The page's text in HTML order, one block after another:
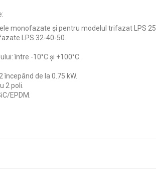
și pentru modelul trifazat LPS 25.
LPS 32-40-50.
între -10°C și +100°C.
începând de la 0.75 kW.
2 poli.
EPDM.